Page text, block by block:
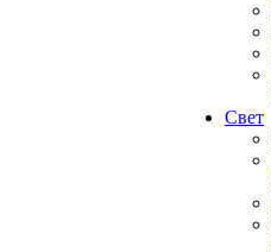
Свет